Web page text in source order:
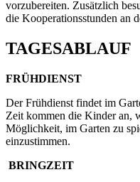
vorzubereiten. Zusätzlich
die Kooperationsstunden an
TAGESABLAUF
FRÜHDIENST
Der Frühdienst findet im
Zeit kommen die Kinder an,
Möglichkeit, im Garten zu
einzustimmen.
BRINGZEIT